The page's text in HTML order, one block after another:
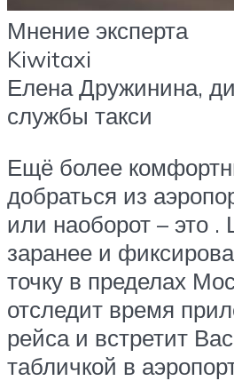
Мнение эксперта
Kiwitaxi
Елена Дружинина,
службы такси
Ещё более
добраться из
или наоборот – это .
заранее и
точку в пределах
отследит время
рейса и встретит
табличкой в